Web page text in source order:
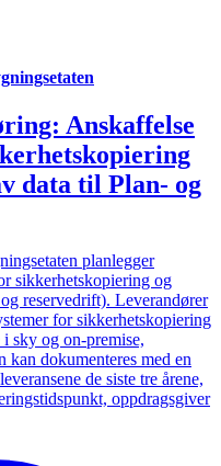
Anskaffelse
data til Plan- og
planlegger
sikkerhetskopiering og
reservedrift). Leverandører
for sikkerhetskopiering
sky og on-premise,
kan dokumenteres med en
de siste tre årene,
oppdragsgiver